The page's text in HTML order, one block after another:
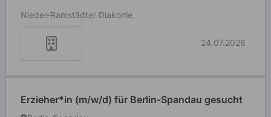
Nieder-Ramstädter Diakonie
24.07.2026
Erzieher*in (m/w/d) für Berlin-Spandau gesucht